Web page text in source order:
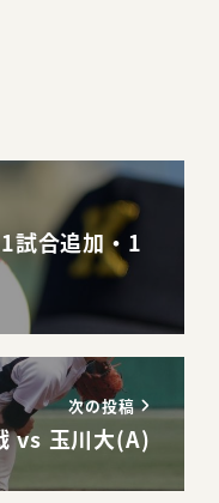
試合追加・1
次の投稿
vs 玉川大(A)